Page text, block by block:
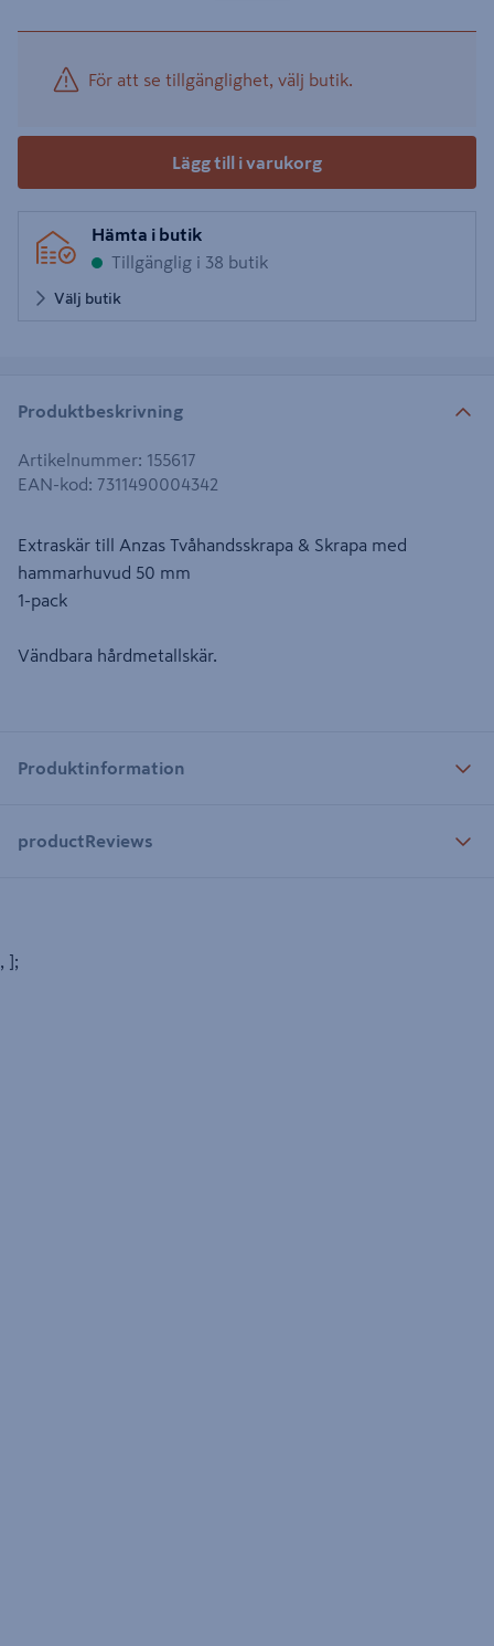
För att se tillgänglighet, välj butik.
Lägg till i varukorg
Hämta i butik
Tillgänglig i 38 butik
Välj butik
Produktbeskrivning
Artikelnummer: 155617
EAN-kod: 7311490004342
Extraskär till Anzas Tvåhandsskrapa & Skrapa med
hammarhuvud 50 mm
1-pack
Vändbara hårdmetallskär.
Produktinformation
productReviews
, ];